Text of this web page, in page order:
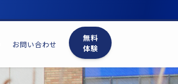
お問い合わせ
無料
体験